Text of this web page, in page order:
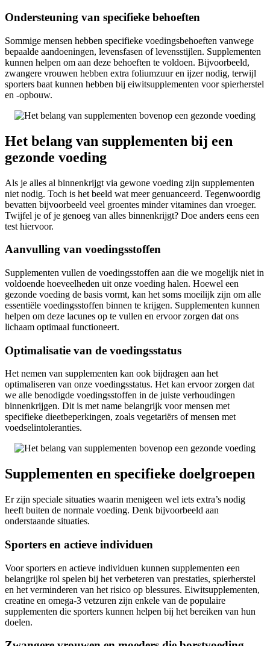
Ondersteuning van specifieke behoeften
Sommige mensen hebben specifieke voedingsbehoeften vanwege
bepaalde aandoeningen, levensfasen of levensstijlen. Supplementen
kunnen helpen om aan deze behoeften te voldoen. Bijvoorbeeld,
zwangere vrouwen hebben extra foliumzuur en ijzer nodig, terwijl
sporters baat kunnen hebben bij eiwitsupplementen voor spierherstel
en -opbouw.
Het belang van supplementen bij een
gezonde voeding
Als je alles al binnenkrijgt via gewone voeding zijn supplementen
niet nodig. Toch is het beeld wat meer genuanceerd. Tegenwoordig
bevatten bijvoorbeeld veel groentes minder vitamines dan vroeger.
Twijfel je of je genoeg van alles binnenkrijgt? Doe anders eens een
test hiervoor.
Aanvulling van voedingsstoffen
Supplementen vullen de voedingsstoffen aan die we mogelijk niet in
voldoende hoeveelheden uit onze voeding halen. Hoewel een
gezonde voeding de basis vormt, kan het soms moeilijk zijn om alle
essentiële voedingsstoffen binnen te krijgen. Supplementen kunnen
helpen om deze lacunes op te vullen en ervoor zorgen dat ons
lichaam optimaal functioneert.
Optimalisatie van de voedingsstatus
Het nemen van supplementen kan ook bijdragen aan het
optimaliseren van onze voedingsstatus. Het kan ervoor zorgen dat
we alle benodigde voedingsstoffen in de juiste verhoudingen
binnenkrijgen. Dit is met name belangrijk voor mensen met
specifieke dieetbeperkingen, zoals vegetariërs of mensen met
voedselintoleranties.
Supplementen en specifieke doelgroepen
Er zijn speciale situaties waarin menigeen wel iets extra’s nodig
heeft buiten de normale voeding. Denk bijvoorbeeld aan
onderstaande situaties.
Sporters en actieve individuen
Voor sporters en actieve individuen kunnen supplementen een
belangrijke rol spelen bij het verbeteren van prestaties, spierherstel
en het verminderen van het risico op blessures. Eiwitsupplementen,
creatine en omega-3 vetzuren zijn enkele van de populaire
supplementen die sporters kunnen helpen bij het bereiken van hun
doelen.